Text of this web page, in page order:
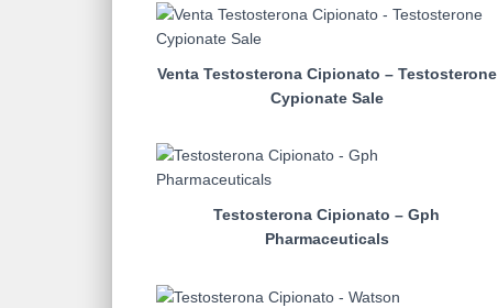
Venta Testosterona Cipionato – Testosterone
Cypionate Sale
Testosterona Cipionato – Gph
Pharmaceuticals